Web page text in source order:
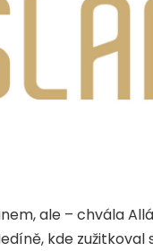
ale – chvála
kde zužitkoval